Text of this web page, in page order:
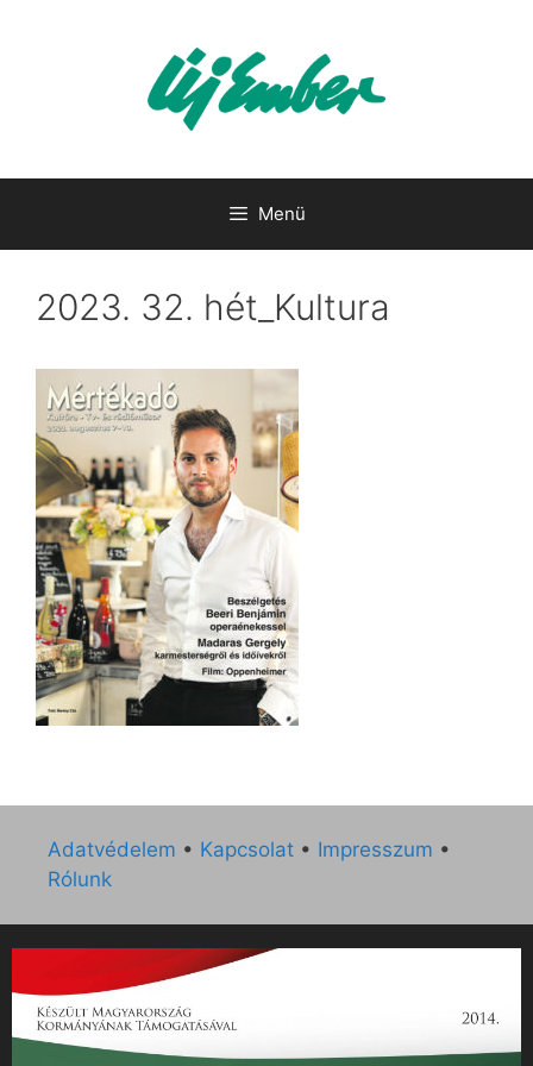
Menü
2023. 32. hét_Kultura
Adatvédelem • Kapcsolat • Impresszum •
Rólunk